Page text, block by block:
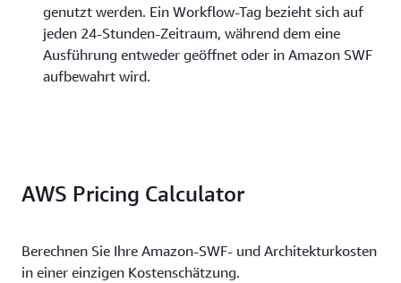
genutzt werden. Ein Workflow-Tag bezieht sich auf
jeden 24-Stunden-Zeitraum, während dem eine
Ausführung entweder geöffnet oder in Amazon SWF
aufbewahrt wird.
AWS Pricing Calculator
Berechnen Sie Ihre Amazon-SWF- und Architekturkosten
in einer einzigen Kostenschätzung.